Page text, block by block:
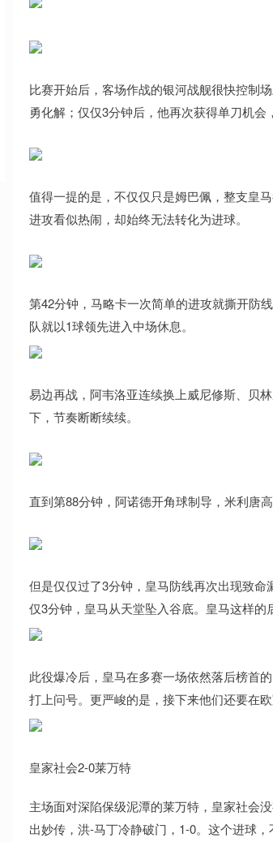
比赛开始后，客场作战的银河战舰很快控制
勇化解；仅仅3分钟后，他再次获得单刀机会
值得一提的是，不仅仅只是姆巴佩，整支皇
进攻看似热闹，却始终无法转化为进球。
第42分钟，马略卡一次简单的进攻就撕开防
队就以1球领先进入中场休息。
易边再战，阿韦洛亚连续换上威尼修斯、贝
下，节奏断断续续。
直到第88分钟，阿诺德开角球制导，米利唐
但是仅仅过了3分钟，皇马防线再次出现致
仅3分钟，皇马从天堂坠入谷底。皇马这样的
此役爆冷后，皇马在多赛一场依然落后榜首
打上问号。更严峻的是，接下来他们还要在
皇家社会2-0莱万特
主场面对深陷保级泥潭的莱万特，皇家社会
出妙传，洪-马丁冷静破门，1-0。这个进球